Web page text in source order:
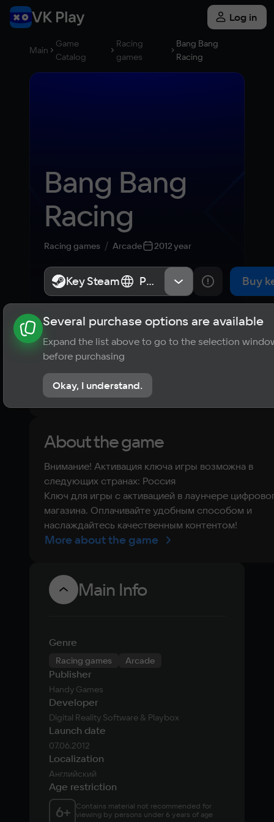
Log in
Main
Game
Catalog
Racing
games
Bang Bang
Racing
Bang Bang
Racing
Racing games Arcade 2012 year
Key Steam Россия Buy
About the game News Requirements
? Player ratings
No reviews
About the game
Внимание! Активация ключа игры возможна в
следующих странах: Россия
Ключ для игры с активацией в лаунчере
магазина. Оплачивайте удобным способом и
наслаждайтесь качественным контентом!
More about the game
Main Info
Genre
Racing games Arcade
Publisher
Handy Games
Developer
Digital Reality Software & Playbox
Launch date
07.06.2012
Localization
Английский
Age restriction
6+
Contains material not recommended for
viewing by persons under 6 years of age
Key Steam Россия
Several purchase options are available
Expand the list above to go to the selection
before purchasing
Okay, I understand.